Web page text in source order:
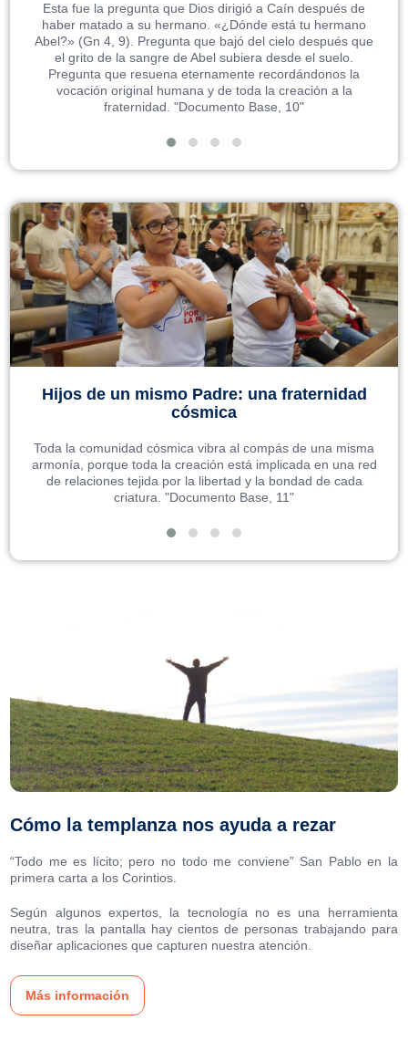
Esta fue la pregunta que Dios dirigió a Caín después de
haber matado a su hermano. «¿Dónde está tu hermano
Abel?» (Gn 4, 9). Pregunta que bajó del cielo después que
el grito de la sangre de Abel subiera desde el suelo.
Pregunta que resuena eternamente recordándonos la
vocación original humana y de toda la creación a la
fraternidad. "Documento Base, 10"
Hijos de un mismo Padre: una fraternidad
cósmica
Toda la comunidad cósmica vibra al compás de una misma
armonía, porque toda la creación está implicada en una red
de relaciones tejida por la libertad y la bondad de cada
criatura. "Documento Base, 11"
Cómo la templanza nos ayuda a rezar
“Todo me es lícito; pero no todo me conviene” San Pablo en la
primera carta a los Corintios.
Según algunos expertos, la tecnología no es una herramienta
neutra, tras la pantalla hay cientos de personas trabajando para
diseñar aplicaciones que capturen nuestra atención.
Más información